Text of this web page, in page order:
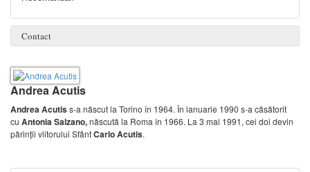
Contact
Andrea Acutis
Andrea Acutiss-a născut la Torino în 1964. În ianuarie 1990 s-a căsătorit
cu Antonia Salzano,născută la Roma în 1966. La 3 mai 1991, cei doi devin
părinții viitorului SfântCarlo Acutis.